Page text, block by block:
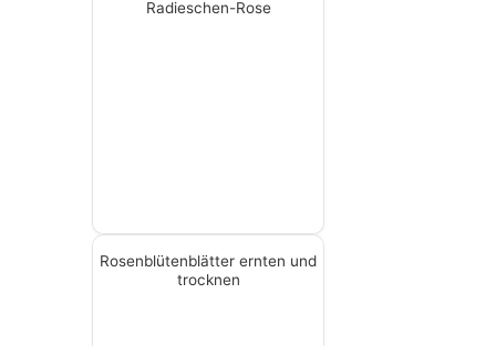
Radieschen-Rose
Rosenblütenblätter ernten und
trocknen